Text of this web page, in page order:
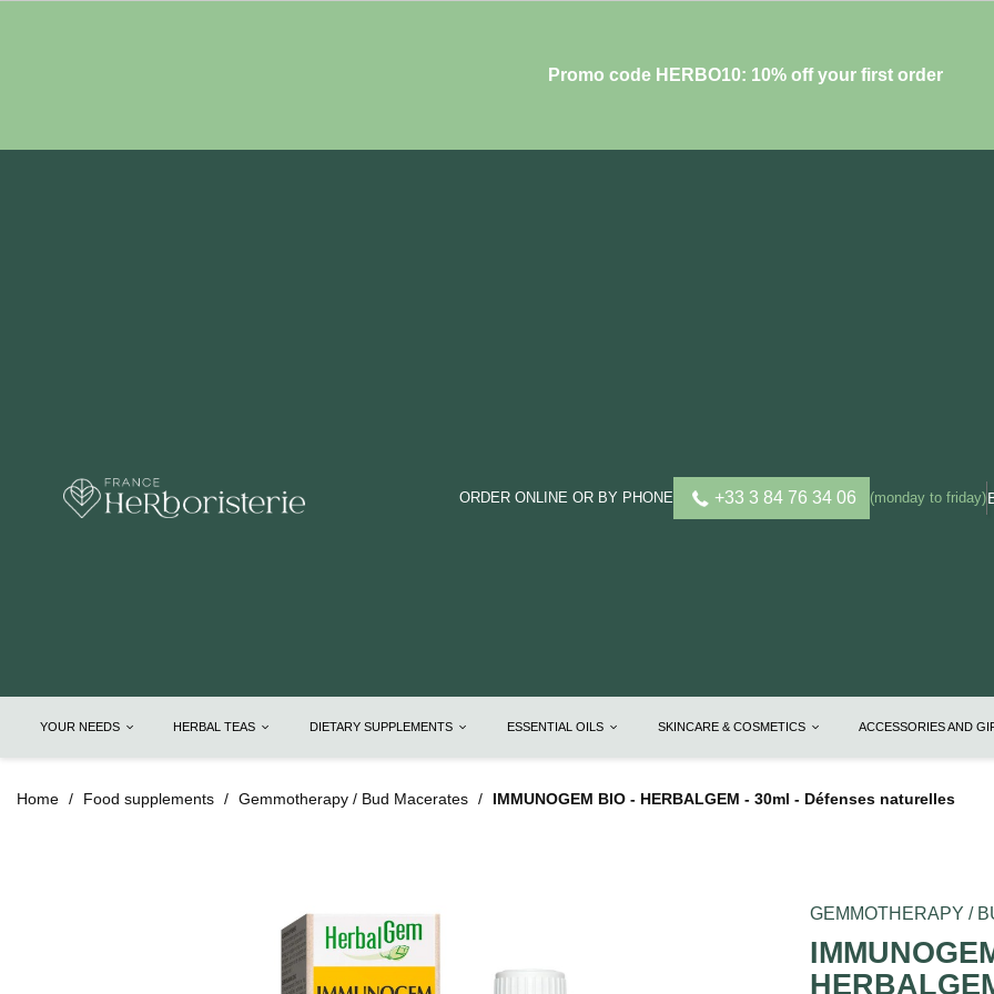
Promo code HERBO10: 10% off your first order
ORDER ONLINE OR BY PHONE +33 3 84 76 34 06 (monday to friday)
YOUR NEEDS HERBAL TEAS DIETARY SUPPLEMENTS ESSENTIAL OILS SKINCARE & COSMETICS ACCESSORIES AND
Home Food supplements Gemmotherapy / Bud Macerates IMMUNOGEM BIO - HERBALGEM - 30ml - Défenses naturelles
GEMMOTHERAPY /